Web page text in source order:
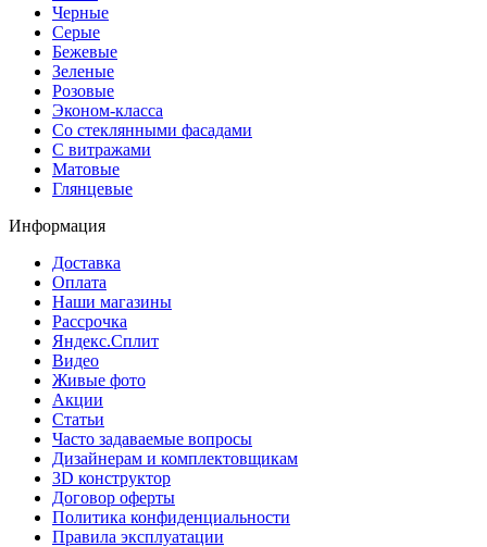
Черные
Серые
Бежевые
Зеленые
Розовые
Эконом-класса
Со стеклянными фасадами
С витражами
Матовые
Глянцевые
Информация
Доставка
Оплата
Наши магазины
Рассрочка
Яндекс.Сплит
Видео
Живые фото
Акции
Статьи
Часто задаваемые вопросы
Дизайнерам и комплектовщикам
3D конструктор
Договор оферты
Политика конфиденциальности
Правила эксплуатации